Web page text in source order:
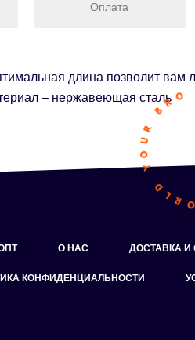
Оплата
длина позволит вам
– нержавеющая сталь
О НАС ДОСТАВКА И
КОНФИДЕНЦИАЛЬНОСТИ